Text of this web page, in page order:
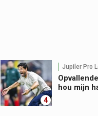
4
Jupiler Pro
hou mijn